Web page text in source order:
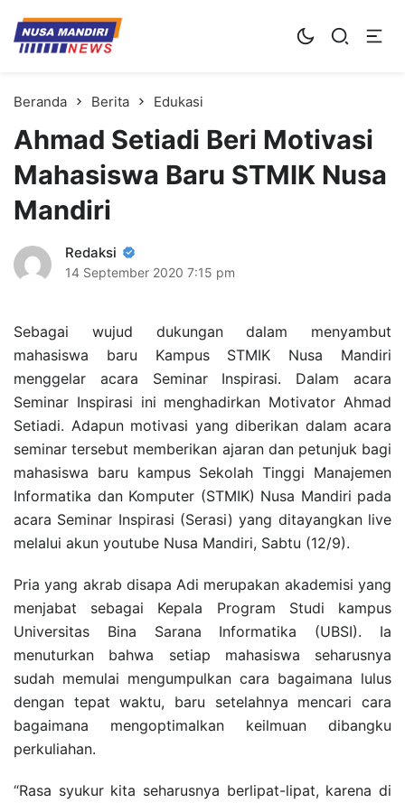
Kampus Digital Bisnis
Universitas Nusa Mandiri
Beranda Berita Edukasi
Ahmad Setiadi Beri Motivasi
Mahasiswa Baru STMIK Nusa
Mandiri
Redaksi
14 September 2020 7:15 pm
Sebagai wujud dukungan dalam menyambut
mahasiswa baru Kampus STMIK Nusa Mandiri
menggelar acara Seminar Inspirasi. Dalam acara
Seminar Inspirasi ini menghadirkan Motivator Ahmad
Setiadi. Adapun motivasi yang diberikan dalam acara
seminar tersebut memberikan ajaran dan petunjuk bagi
mahasiswa baru kampus Sekolah Tinggi Manajemen
Informatika dan Komputer (STMIK) Nusa Mandiri pada
acara Seminar Inspirasi (Serasi) yang ditayangkan live
melalui akun youtube Nusa Mandiri, Sabtu (12/9).
Pria yang akrab disapa Adi merupakan akademisi yang
menjabat sebagai Kepala Program Studi kampus
Universitas Bina Sarana Informatika (UBSI). Ia
menuturkan bahwa setiap mahasiswa seharusnya
sudah memulai mengumpulkan cara bagaimana lulus
dengan tepat waktu, baru setelahnya mencari cara
bagaimana mengoptimalkan keilmuan dibangku
perkuliahan.
“Rasa syukur kita seharusnya berlipat-lipat, karena di